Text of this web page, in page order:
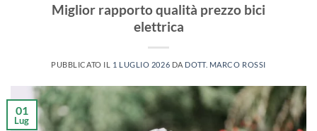
Miglior rapporto qualità prezzo bici
elettrica
PUBBLICATO IL 1 LUGLIO 2026 DA DOTT. MARCO ROSSI
01
Lug